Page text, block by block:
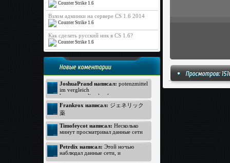
Counter Strike 1.6
Взлом админки на сервере CS 1.6 2014
Counter Strike 1.6
Как сделать русский ник в CS 1.6?
Counter Strike 1.6
Новые коментарии
JoshuaPrand написал: potenzmittel
im vergleich
kamagra online kaufen
Viagra Generica ohne Rezept
https://www.rezeptfrei-viagra.com -
pde hemmer
generika apotheke
Kamagra ohne Rezept
Frankrox написал: ジェネリック
薬
ジェネリック バイアグラ
バイアグラ 価格
http://www.kokun.net/offers/orlistat -
オルリスタット
ジェネリック
ジェネリック
Timofeycot написал: Несколько
минут просматривал данные сети
удивлению открыл прелестный
вебсайт. Посмотрите: http://lmp-
174.biz - лмп174 . Для меня
Petrdix написал: Этой ночью
наблюдал данные сети, и
Просмотров: